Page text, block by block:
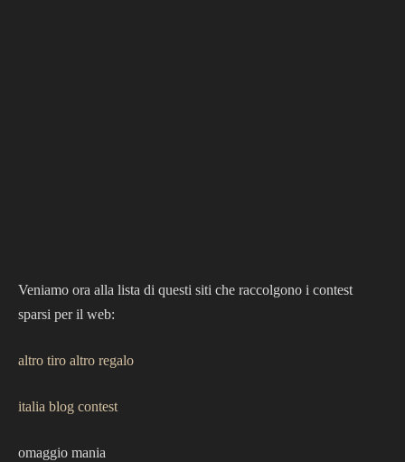
Veniamo ora alla lista di questi siti che raccolgono i contest
sparsi per il web:
altro tiro altro regalo
italia blog contest
omaggio mania